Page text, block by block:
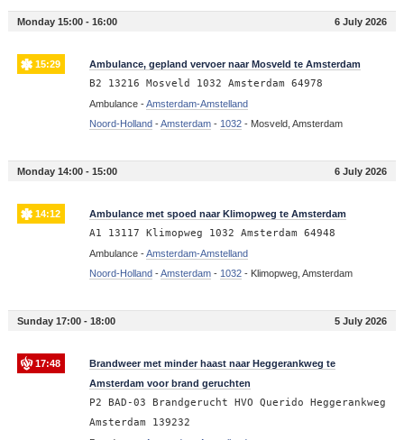
Monday 15:00 - 16:00 6 July 2026
15:29 Ambulance, gepland vervoer naar Mosveld te Amsterdam
B2 13216 Mosveld 1032 Amsterdam 64978
Ambulance -Amsterdam-Amstelland
Noord-Holland-Amsterdam- 1032- Mosveld, Amsterdam
Monday 14:00 - 15:00 6 July 2026
14:12 Ambulance met spoed naar Klimopweg te Amsterdam
A1 13117 Klimopweg 1032 Amsterdam 64948
Ambulance -Amsterdam-Amstelland
Noord-Holland-Amsterdam- 1032- Klimopweg, Amsterdam
Sunday 17:00 - 18:00 5 July 2026
17:48
Brandweer met minder haast naar Heggerankweg te
Amsterdam voor brand geruchten
P2 BAD-03 Brandgerucht HVO Querido Heggerankweg
Amsterdam 139232